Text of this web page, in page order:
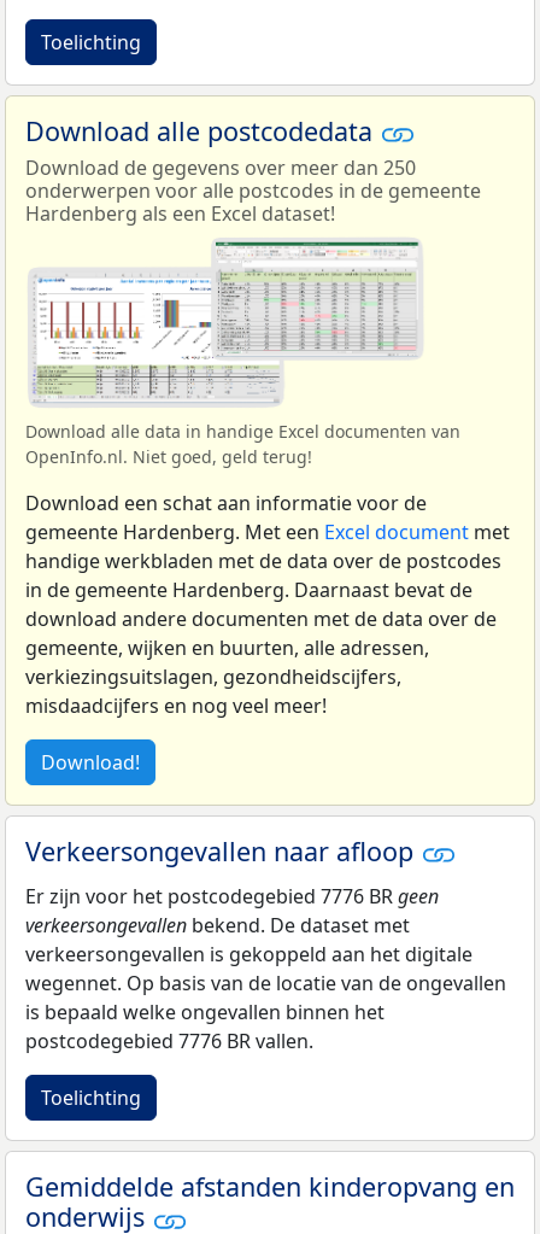
Toelichting
Download alle postcodedata
Download de gegevens over meer dan 250
onderwerpen voor alle postcodes in de gemeente
Hardenberg als een Excel dataset!
Download alle data in handige Excel documenten van
OpenInfo.nl. Niet goed, geld terug!
Download een schat aan informatie voor de
gemeente Hardenberg. Met een Excel document met
handige werkbladen met de data over de postcodes
in de gemeente Hardenberg. Daarnaast bevat de
download andere documenten met de data over de
gemeente, wijken en buurten, alle adressen,
verkiezingsuitslagen, gezondheidscijfers,
misdaadcijfers en nog veel meer!
Download!
Verkeersongevallen naar afloop
Er zijn voor het postcodegebied 7776 BRgeen
verkeersongevallen bekend. De dataset met
verkeersongevallen is gekoppeld aan het digitale
wegennet. Op basis van de locatie van de ongevallen
is bepaald welke ongevallen binnen het
postcodegebied 7776 BR vallen.
Toelichting
Gemiddelde afstanden kinderopvang en
onderwijs